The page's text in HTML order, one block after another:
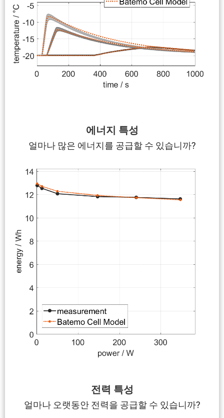
에너지 특성
얼마나 많은 에너지를 공급할 수 있습니까?
전력 특성
얼마나 오랫동안 전력을 공급할 수 있습니까?